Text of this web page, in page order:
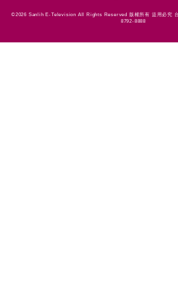
©2026 Sanlih E-Television All Rights Reserved 版權所有 盜用必究
8792-8888